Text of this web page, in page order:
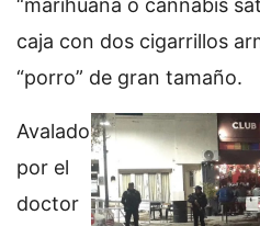
“marihuana o cannabis
caja con dos cigarrillos
“porro” de gran tamaño.
Avalado
por el
doctor